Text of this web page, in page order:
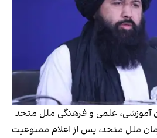
آموزشی، علمی و فرهنگی ملل متحد
ملل متحد، پس از اعلام ممنوعیت